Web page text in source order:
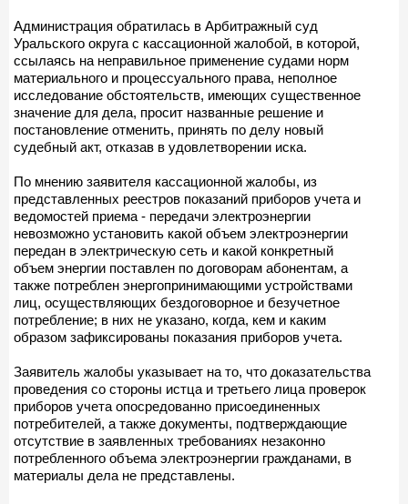
Администрация обратилась в Арбитражный суд
Уральского округа с кассационной жалобой, в которой,
ссылаясь на неправильное применение судами норм
материального и процессуального права, неполное
исследование обстоятельств, имеющих существенное
значение для дела, просит названные решение и
постановление отменить, принять по делу новый
судебный акт, отказав в удовлетворении иска.
По мнению заявителя кассационной жалобы, из
представленных реестров показаний приборов учета и
ведомостей приема - передачи электроэнергии
невозможно установить какой объем электроэнергии
передан в электрическую сеть и какой конкретный
объем энергии поставлен по договорам абонентам, а
также потреблен энергопринимающими устройствами
лиц, осуществляющих бездоговорное и безучетное
потребление; в них не указано, когда, кем и каким
образом зафиксированы показания приборов учета.
Заявитель жалобы указывает на то, что доказательства
проведения со стороны истца и третьего лица проверок
приборов учета опосредованно присоединенных
потребителей, а также документы, подтверждающие
отсутствие в заявленных требованиях незаконно
потребленного объема электроэнергии гражданами, в
материалы дела не представлены.